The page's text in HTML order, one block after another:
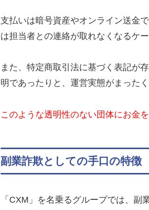
支払いは暗号資産やオンライン送金
は担当者との連絡が取れなくなるケ
また、特定商取引法に基づく表記が
明であったりと、運営実態がまった
このような透明性のない団体にお金
副業詐欺としての手口の特徴
「CXM」を名乗るグループでは、